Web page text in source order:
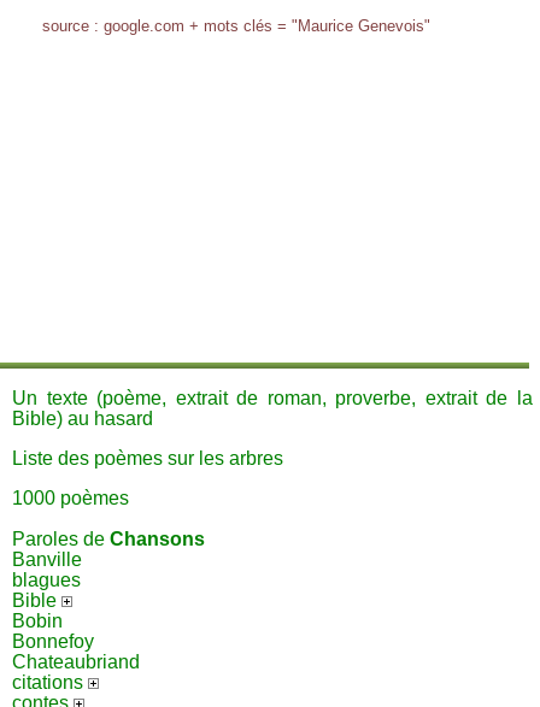
source : google.com + mots clés = "Maurice Genevois"
Un texte (poème, extrait de roman, proverbe, extrait de la
Bible) au hasard
Liste des poèmes sur les arbres
1000 poèmes
Paroles de Chansons
Banville
blagues
Bible
Bobin
Bonnefoy
Chateaubriand
citations
contes